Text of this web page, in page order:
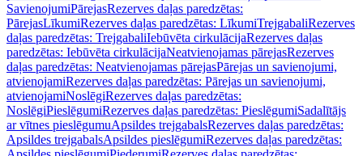
SavienojumiPārejasRezerves daļas paredzētas:
PārejasLīkumiRezerves daļas paredzētas: LīkumiTrejgabaliRezerves
daļas paredzētas: TrejgabaliIebūvēta cirkulācijaRezerves daļas
paredzētas: Iebūvēta cirkulācijaNeatvienojamas pārejasRezerves
daļas paredzētas: Neatvienojamas pārejasPārejas un savienojumi,
atvienojamiRezerves daļas paredzētas: Pārejas un savienojumi,
atvienojamiNoslēgiRezerves daļas paredzētas:
NoslēgiPieslēgumiRezerves daļas paredzētas: PieslēgumiSadalītājs
ar vītnes pieslēgumuApsildes trejgabalsRezerves daļas paredzētas:
Apsildes trejgabalsApsildes pieslēgumiRezerves daļas paredzētas: